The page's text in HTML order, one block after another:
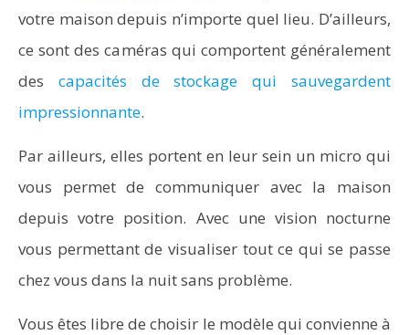
votre maison depuis n’importe quel lieu. D’ailleurs,
ce sont des caméras qui comportent généralement
des capacités de stockage qui sauvegardent
impressionnante.
Par ailleurs, elles portent en leur sein un micro qui
vous permet de communiquer avec la maison
depuis votre position. Avec une vision nocturne
vous permettant de visualiser tout ce qui se passe
chez vous dans la nuit sans problème.
Vous êtes libre de choisir le modèle qui convienne à